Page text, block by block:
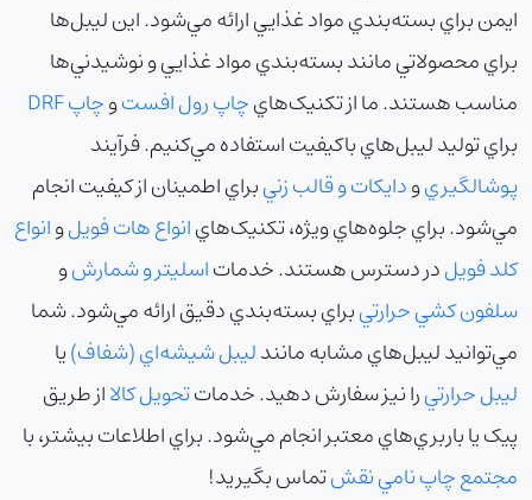
ايمن براي بسته‌بندي مواد غذايي ارائه مي‌شود. اين ليبل‌ها
براي محصولاتي مانند بسته‌بندي مواد غذايي و نوشيدني‌ها
مناسب هستند. ما از تکنيک‌هايچاپ رول افستوچاپ DRF
براي توليد ليبل‌هاي باکيفيت استفاده مي‌کنيم. فرآيند
پوشالگيريودايکات و قالب زنيبراي اطمينان از کيفيت انجام
مي‌شود. براي جلوه‌هاي ويژه، تکنيک‌هايانواع هات فويلوانواع
کلد فويلدر دسترس هستند. خدماتاسليتر و شمارشو
سلفون کشي حرارتيبراي بسته‌بندي دقيق ارائه مي‌شود. شما
مي‌توانيد ليبل‌هاي مشابه مانندليبل شيشه‌اي (شفاف)يا
ليبل حرارتيرا نيز سفارش دهيد. خدماتتحويل کالااز طريق
پيک يا باربري‌هاي معتبر انجام مي‌شود. براي اطلاعات بيشتر، با
مجتمع چاپ نامي نقشتماس بگيريد!